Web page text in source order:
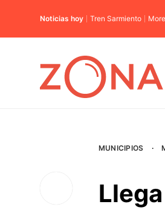
Noticias hoy Tren Sarmiento
MUNICIPIOS ·